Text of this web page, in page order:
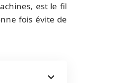
est le fil
fois évite de